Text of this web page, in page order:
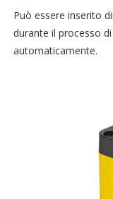
Può essere inserito
durante il processo
automaticamente.